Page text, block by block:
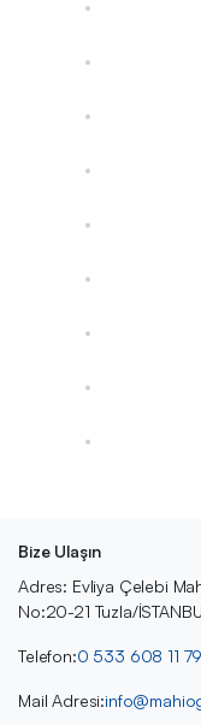
Bize Ulaşın
Adres: Evliya Çelebi
No:20-21 Tuzla/
Telefon:0 533 608 11 79
Mail Adresi: